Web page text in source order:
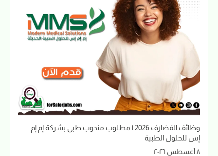
وظائف القضارف 2026 | مطلوب مندوب طبي بشركة إم إم
إس للحلول الطبية
٨ أغسطس ٢٠٢٦